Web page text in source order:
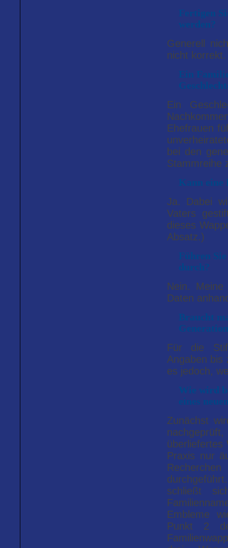
Fertigen
werden?
Generell
nicht korrekt.
Ein
Ein
Ehefrauen
bei den
Stammreihe
Kann eine
Ja. Dabei
Vaters
dieses
Absatz.)
Führen
durch?
Nein.
Daten
Braucht
Für die
Angaben bis
es jedoch,
Wie wird
eines
Zunächst
überliefertes
Praxis nur
schließt
Embleme
Punkt 2